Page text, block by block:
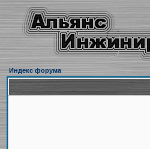
Индекс форума